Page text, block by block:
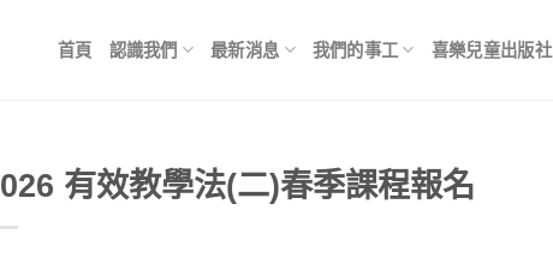
首頁 認識我們 最新消息 我們的事工 喜樂兒童出版社
有效教學法(二)春季課程報名